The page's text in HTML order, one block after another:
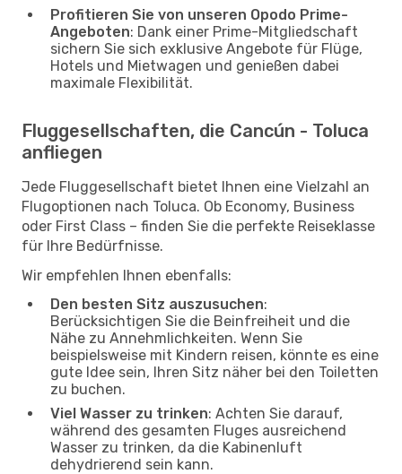
Profitieren Sie von unseren Opodo Prime-
Angeboten: Dank einer Prime-Mitgliedschaft
sichern Sie sich exklusive Angebote für Flüge,
Hotels und Mietwagen und genießen dabei
maximale Flexibilität.
Fluggesellschaften, die Cancún - Toluca
anfliegen
Jede Fluggesellschaft bietet Ihnen eine Vielzahl an
Flugoptionen nach Toluca. Ob Economy, Business
oder First Class – finden Sie die perfekte Reiseklasse
für Ihre Bedürfnisse.
Wir empfehlen Ihnen ebenfalls:
Den besten Sitz auszusuchen:
Berücksichtigen Sie die Beinfreiheit und die
Nähe zu Annehmlichkeiten. Wenn Sie
beispielsweise mit Kindern reisen, könnte es eine
gute Idee sein, Ihren Sitz näher bei den Toiletten
zu buchen.
Viel Wasser zu trinken: Achten Sie darauf,
während des gesamten Fluges ausreichend
Wasser zu trinken, da die Kabinenluft
dehydrierend sein kann.